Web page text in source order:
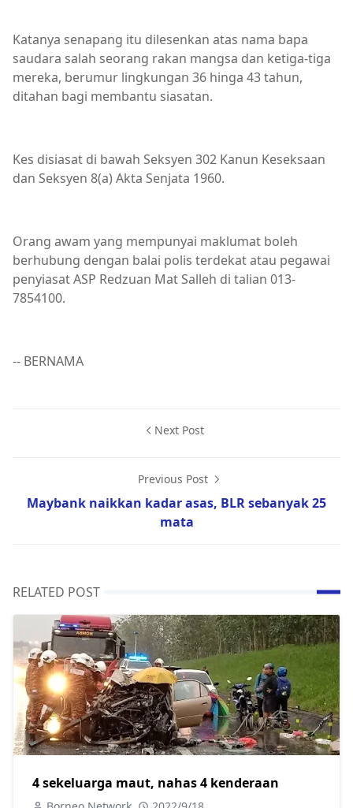
Katanya senapang itu dilesenkan atas nama bapa
saudara salah seorang rakan mangsa dan ketiga-tiga
mereka, berumur lingkungan 36 hinga 43 tahun,
ditahan bagi membantu siasatan.
Kes disiasat di bawah Seksyen 302 Kanun Keseksaan
dan Seksyen 8(a) Akta Senjata 1960.
Orang awam yang mempunyai maklumat boleh
berhubung dengan balai polis terdekat atau pegawai
penyiasat ASP Redzuan Mat Salleh di talian 013-
7854100.
-- BERNAMA
Next Post
Previous Post
Maybank naikkan kadar asas, BLR sebanyak 25
mata
RELATED POST
4 sekeluarga maut, nahas 4 kenderaan